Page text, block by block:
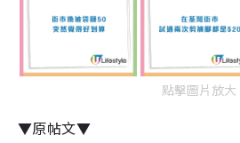
點擊圖片放大
▼原帖文▼